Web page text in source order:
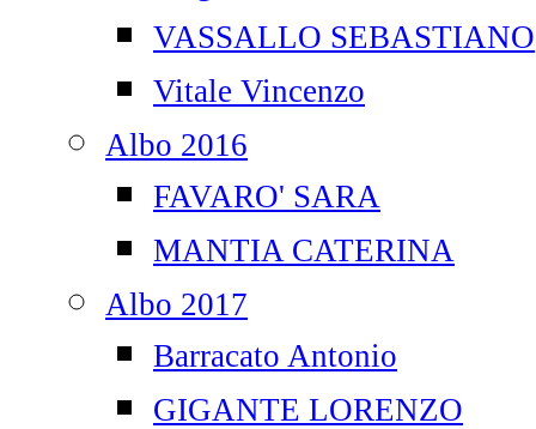
VASSALLO SEBASTIANO
Vitale Vincenzo
Albo 2016
FAVARO' SARA
MANTIA CATERINA
Albo 2017
Barracato Antonio
GIGANTE LORENZO